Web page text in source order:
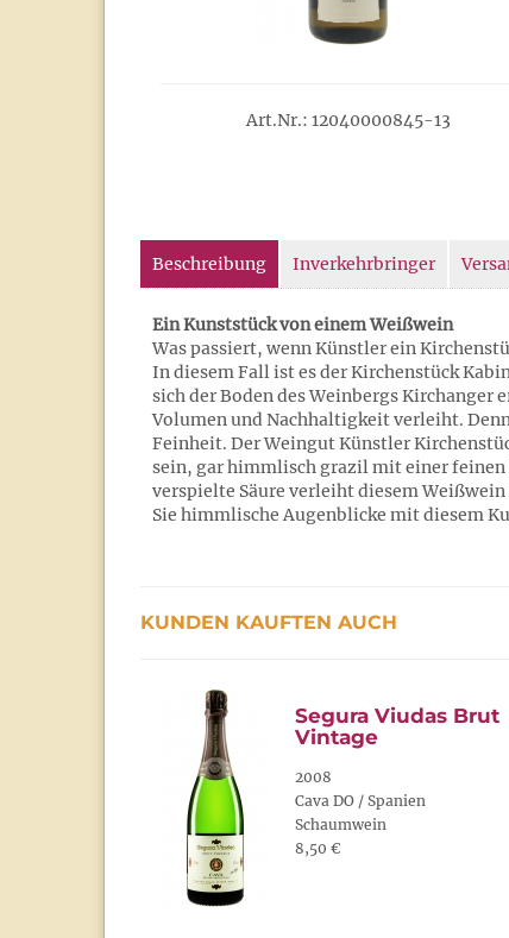
Art.Nr.: 12040000845-13
Beschreibung Inverkehrbringer
Ein Kunststück von einem Weißwein
Was passiert, wenn Künstler ein
In diesem Fall ist es der Kirchenstück
sich der Boden des Weinbergs Kirchanger
Volumen und Nachhaltigkeit verleiht.
Feinheit. Der Weingut Künstler
sein, gar himmlisch grazil mit einer
verspielte Säure verleiht diesem
Sie himmlische Augenblicke mit diesem
KUNDEN KAUFTEN AUCH
Segura Viudas Brut
Vintage
2008
Cava DO / Spanien
Schaumwein
8,50 €